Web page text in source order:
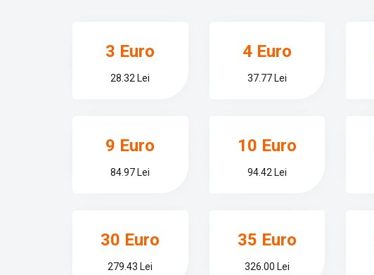
3 Euro
28.32 Lei
4 Euro
37.77 Lei
9 Euro
84.97 Lei
10 Euro
94.42 Lei
30 Euro
279.43 Lei
35 Euro
326.00 Lei